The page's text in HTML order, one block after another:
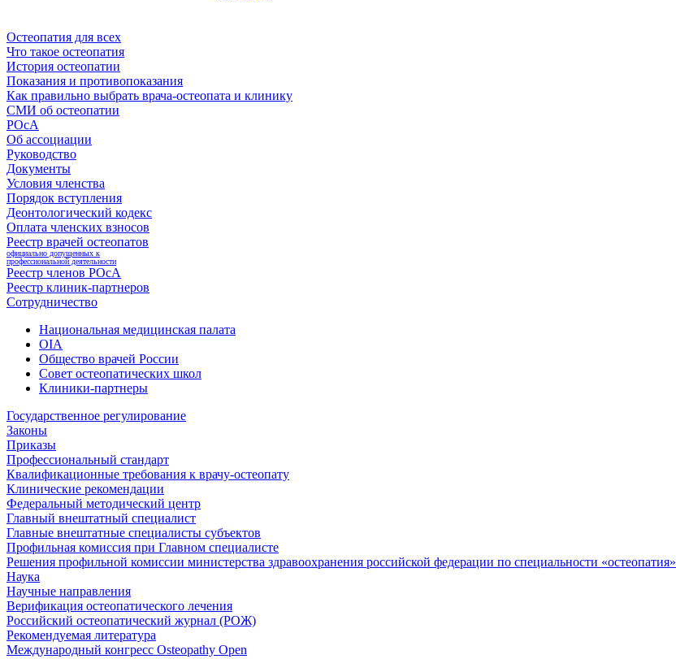
Остеопатия для всех
Что такое остеопатия
История остеопатии
Показания и противопоказания
Как правильно выбрать врача-остеопата и клинику
СМИ об остеопатии
РОсА
Об ассоциации
Руководство
Документы
Условия членства
Порядок вступления
Деонтологический кодекс
Оплата членских взносов
Реестр врачей остеопатов
официально допущенных к
профессиональной деятельности
Реестр членов РОсА
Реестр клиник-партнеров
Сотрудничество
Национальная медицинская палата
OIA
Общество врачей России
Совет остеопатических школ
Клиники-партнеры
Государственное регулирование
Законы
Приказы
Профессиональный стандарт
Квалификационные требования к врачу-остеопату
Клинические рекомендации
Федеральный методический центр
Главный внештатный специалист
Главные внештатные специалисты субъектов
Профильная комиссия при Главном специалисте
Решения профильной комиссии министерства здравоохранения российской федерации по специальности «остеопатия»
Наука
Научные направления
Верификация остеопатического лечения
Российский остеопатический журнал (РОЖ)
Рекомендуемая литература
Международный конгресс Osteopathy Open